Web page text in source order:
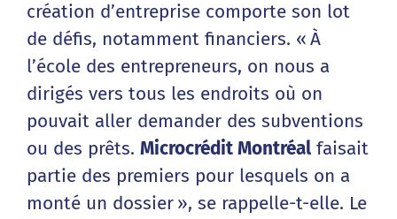
création d’entreprise comporte son lot
de défis, notamment financiers. « À
l’école des entrepreneurs, on nous a
dirigés vers tous les endroits où on
pouvait aller demander des subventions
ou des prêts. Microcrédit Montréal faisait
partie des premiers pour lesquels on a
monté un dossier », se rappelle-t-elle. Le